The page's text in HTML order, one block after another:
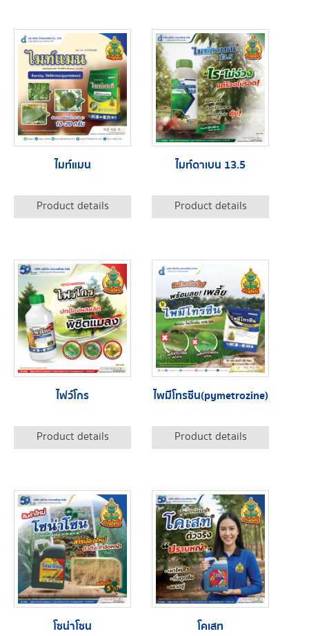
ไมท์แมน
Product details
ไมท์ดาเบน 13.5
Product details
ไฟว์โกร
Product details
ไพมีโทรซีน(pymetrozine)
Product details
โซน่าโซน โคเสท